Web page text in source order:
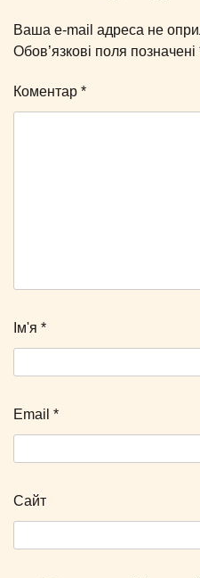
Ваша e-mail адреса не
Обов’язкові поля позначені
Коментар *
Ім'я *
Email *
Сайт